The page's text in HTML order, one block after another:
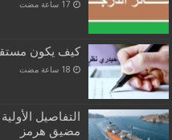
كيف يكون
التفاصيل
مضيق هرمز